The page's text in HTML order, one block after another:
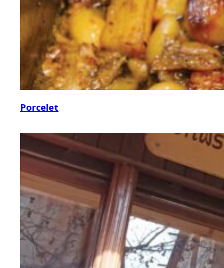
Porcelet